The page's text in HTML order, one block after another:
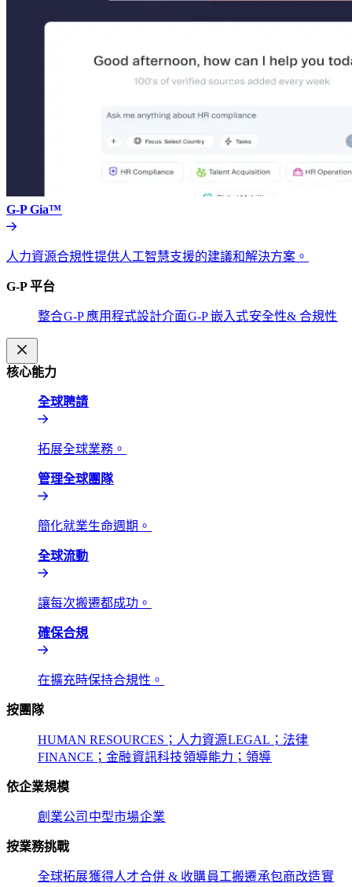
G-P Gia™​​
人力資源合規性提供人工智慧支援的建議和解決方案。​​
G-P 平台​​
整合​​G-P 應用程式設計介面​​G-P 嵌入式​​安全性& 合規性​​
核心能力​​
全球聘請​​
拓展全球業務。​​
管理全球團隊​​
簡化就業生命週期。​​
全球流動​​
讓每次搬遷都成功。​​
確保合規​​
在擴充時保持合規性。​​
按團隊​​
HUMAN RESOURCES；人力資源​​LEGAL；法律​​
FINANCE；金融​​資訊科技​​領導能力；領導​​
依企業規模​​
創業公司​​ 中型市場​​企業​​
按業務挑戰​​
全球拓展​​獲得人才​​合併 & 收購​​員工搬遷​​承包商改造​​實